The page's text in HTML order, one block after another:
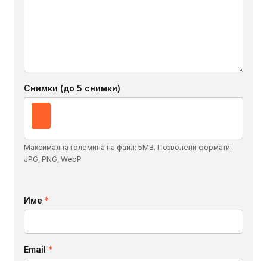
Снимки (до 5 снимки)
Максимална големина на файл: 5MB. Позволени формати:
JPG, PNG, WebP
Име *
Email *